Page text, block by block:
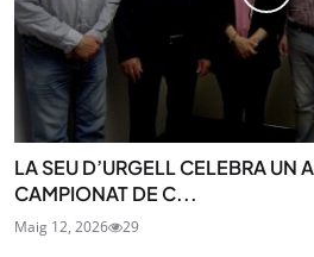
LA SEU D’URGELL CELEBRA UN
CAMPIONAT DE C...
Maig 12, 2026 29